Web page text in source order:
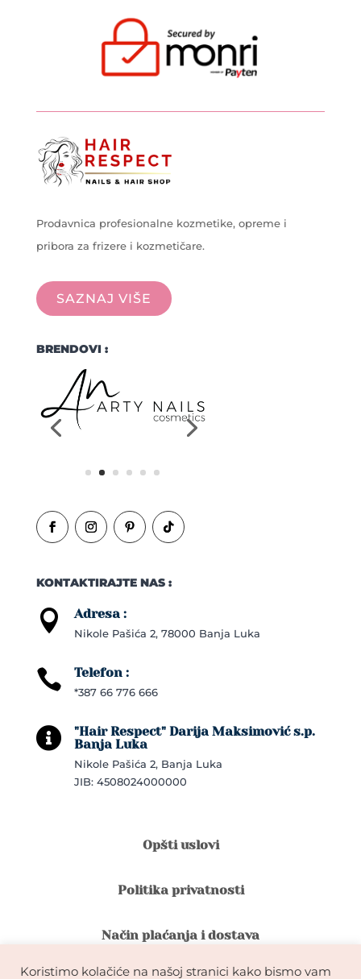
Prodavnica profesionalne kozmetike, opreme i
pribora za frizere i kozmetičare.
SAZNAJ VIŠE
BRENDOVI :
KONTAKTIRAJTE NAS :
 Adresa :
Nikole Pašića 2, 78000 Banja Luka
 Telefon :
*387 66 776 666

"Hair Respect" Darija Maksimović s.p.
Banja Luka
Nikole Pašića 2, Banja Luka
JIB: 4508024000000
Opšti uslovi
Politika privatnosti
Način plaćanja i dostava
Koristimo kolačiće na našoj stranici kako bismo vam